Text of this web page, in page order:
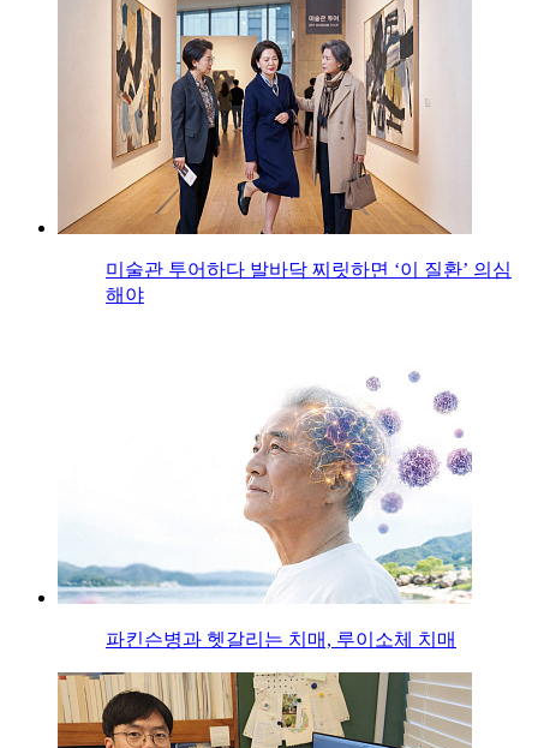
미술관 투어하다 발바닥 찌릿하면 ‘이 질환’ 의심
해야
파킨슨병과 헷갈리는 치매, 루이소체 치매